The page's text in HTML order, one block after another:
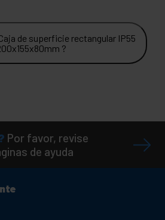
de superficie rectangular IP55
?
Por favor, revise
de ayuda